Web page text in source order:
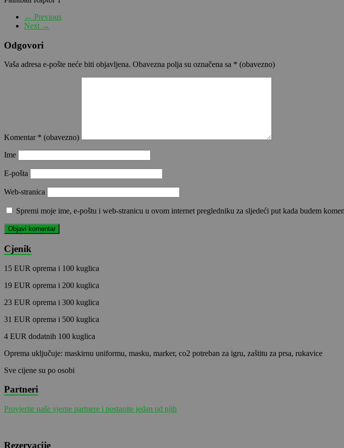
← Previous
Next →
Odgovori
Vaša adresa e-pošte neće biti objavljena. Obavezna polja su označena sa * (obavezno)
Komentar * (obavezno)
Ime
E-pošta
Web-stranica
Spremi moje ime, e-poštu i web-stranicu u ovom internet pregledniku za sljedeći put kada budem
Cjenik
15 EUR oprema i 100 kuglica
19 EUR oprema i 200 kuglica
23 EUR oprema i 300 kuglica
31 EUR oprema i 500 kuglica
4 EUR dodatnih 100 kuglica
Oprema uključuje: maskirnu uniformu, masku, marker, co2 potreban za igru, zaštitu za prsa, rukavice
Sve cijene su po osobi
Partneri
Provjerite naše vjerne partnere i postanite jedan od njih
Rezervacije